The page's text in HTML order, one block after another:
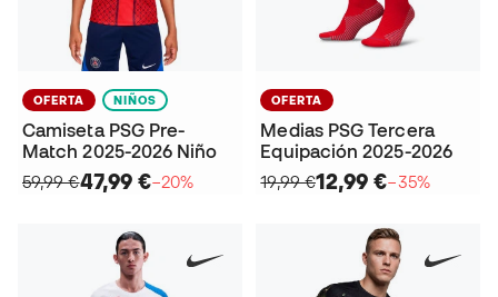
OFERTA NIÑOS
Camiseta PSG Pre-
Match 2025-2026 Niño
59,99 €47,99 €−20%
OFERTA
Medias PSG Tercera
Equipación 2025-2026
19,99 €12,99 €−35%